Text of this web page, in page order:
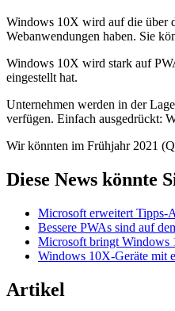
Windows 10X wird auf die über
Webanwendungen haben. Sie
Windows 10X wird stark auf
eingestellt hat.
Unternehmen werden in der
verfügen. Einfach ausgedrückt:
Wir könnten im Frühjahr 2021
Diese News könnte
Microsoft erweitert
Bessere PWAs sind auf
Microsoft bringt Windows
Windows 10X-Geräte mit
Artikel